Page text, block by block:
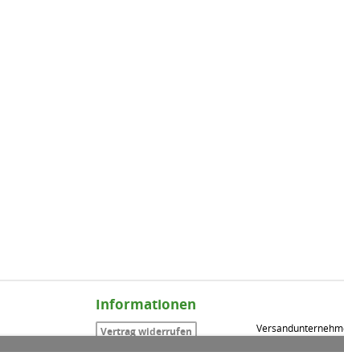
Informationen
Vertrag widerrufen